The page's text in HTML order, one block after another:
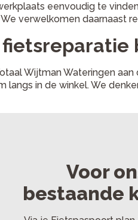
eenvoudig te
verwelkomen daarnaast
fietsreparatie
Wijtman Wateringen
langs in de winkel. We
Voor
bestaande